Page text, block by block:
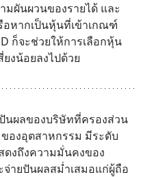
มผันผวนของรายได้ และ
อหากเป็นหุ้นที่เข้าเกณฑ์
ก็จะช่วยให้การเลือกหุ้น
งน้อยลงไปด้วย
นผลของบริษัทที่ครองส่วน
องอุตสาหกรรม มีระดับ
ดงถึงความมั่นคงของ
ายปันผลสม่ำเสมอแก่ผู้ถือ